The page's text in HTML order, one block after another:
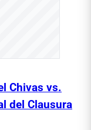
Chivas vs.
del Clausura